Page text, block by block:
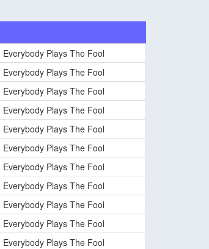
Everybody Plays The Fool
Everybody Plays The Fool
Everybody Plays The Fool
Everybody Plays The Fool
Everybody Plays The Fool
Everybody Plays The Fool
Everybody Plays The Fool
Everybody Plays The Fool
Everybody Plays The Fool
Everybody Plays The Fool
Everybody Plays The Fool